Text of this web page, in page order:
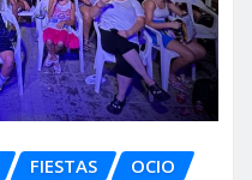
FIESTAS OCIO